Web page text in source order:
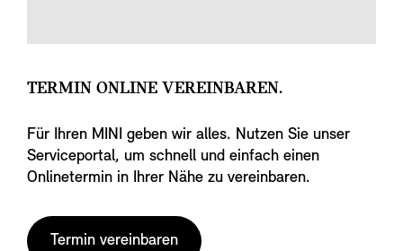
TERMIN ONLINE VEREINBAREN.
Für Ihren MINI geben wir alles. Nutzen Sie unser
Serviceportal, um schnell und einfach einen
Onlinetermin in Ihrer Nähe zu vereinbaren.
Termin vereinbaren